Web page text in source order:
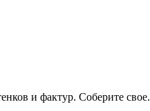
и фактур. Соберите свое.